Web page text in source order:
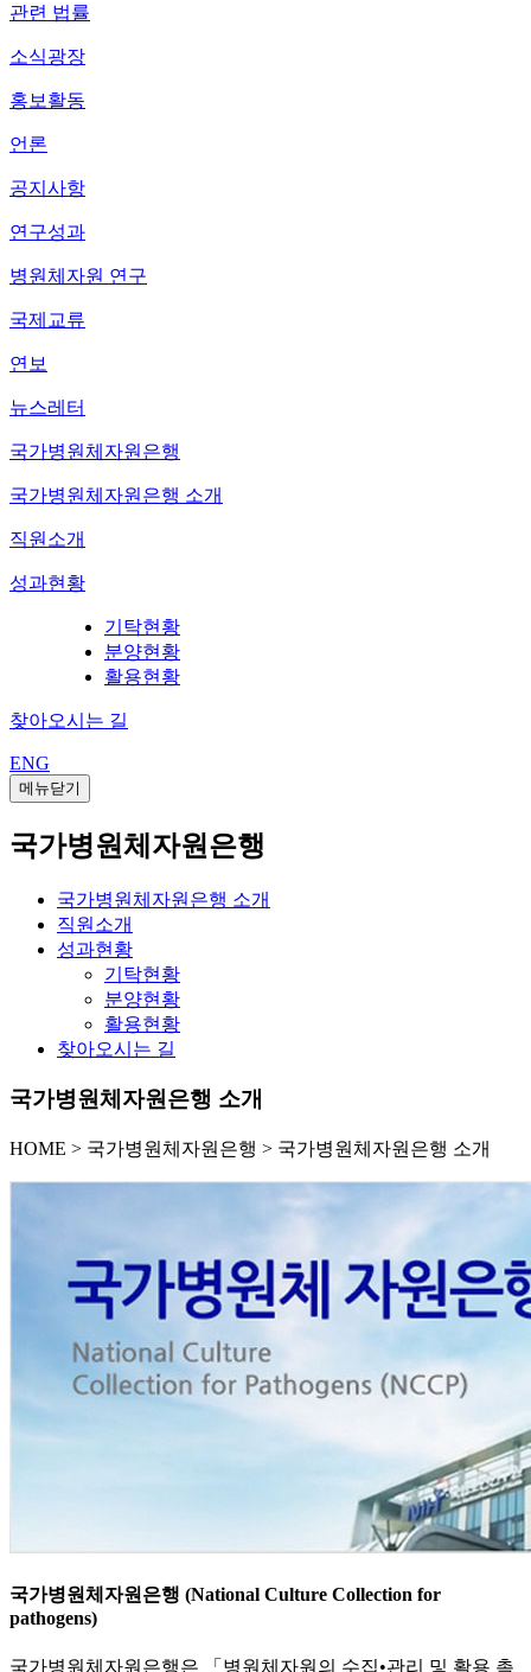
관련 법률
소식광장
홍보활동
언론
공지사항
연구성과
병원체자원 연구
국제교류
연보
뉴스레터
국가병원체자원은행
국가병원체자원은행 소개
직원소개
성과현황
기탁현황
분양현황
활용현황
찾아오시는 길
ENG
메뉴닫기
국가병원체자원은행
국가병원체자원은행 소개
직원소개
성과현황
기탁현황
분양현황
활용현황
찾아오시는 길
국가병원체자원은행 소개
HOME > 국가병원체자원은행 > 국가병원체자원은행 소개
국가병원체자원은행 (National Culture Collection for
pathogens)
국가병원체자원은행은 「병원체자원의 수집•관리 및 활용 촉